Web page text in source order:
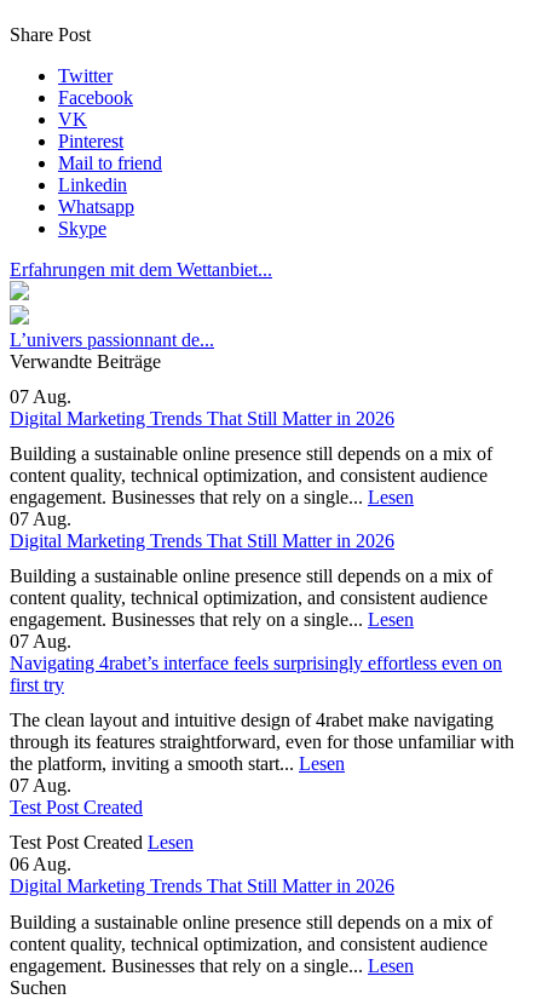
Share Post
Twitter
Facebook
VK
Pinterest
Mail to friend
Linkedin
Whatsapp
Skype
Erfahrungen mit dem Wettanbiet...
L’univers passionnant de...
Verwandte Beiträge
07 Aug.
Digital Marketing Trends That Still Matter in 2026
Building a sustainable online presence still depends on a mix of
content quality, technical optimization, and consistent audience
engagement. Businesses that rely on a single... Lesen
07 Aug.
Digital Marketing Trends That Still Matter in 2026
Building a sustainable online presence still depends on a mix of
content quality, technical optimization, and consistent audience
engagement. Businesses that rely on a single... Lesen
07 Aug.
Navigating 4rabet’s interface feels surprisingly effortless even on
first try
The clean layout and intuitive design of 4rabet make navigating
through its features straightforward, even for those unfamiliar with
the platform, inviting a smooth start... Lesen
07 Aug.
Test Post Created
Test Post Created Lesen
06Aug.
Digital Marketing Trends That Still Matter in 2026
Building a sustainable online presence still depends on a mix of
content quality, technical optimization, and consistent audience
engagement. Businesses that rely on a single... Lesen
Suchen